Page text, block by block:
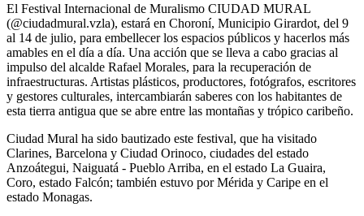
El Festival Internacional de Muralismo CIUDAD MURAL
(@ciudadmural.vzla), estará en Choroní, Municipio Girardot, del 9
al 14 de julio, para embellecer los espacios públicos y hacerlos más
amables en el día a día. Una acción que se lleva a cabo gracias al
impulso del alcalde Rafael Morales, para la recuperación de
infraestructuras. Artistas plásticos, productores, fotógrafos, escritores
y gestores culturales, intercambiarán saberes con los habitantes de
esta tierra antigua que se abre entre las montañas y trópico caribeño.
Ciudad Mural ha sido bautizado este festival, que ha visitado
Clarines, Barcelona y Ciudad Orinoco, ciudades del estado
Anzoátegui, Naiguatá - Pueblo Arriba, en el estado La Guaira,
Coro, estado Falcón; también estuvo por Mérida y Caripe en el
estado Monagas.